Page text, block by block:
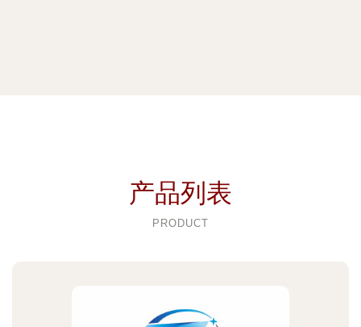
产品列表
PRODUCT